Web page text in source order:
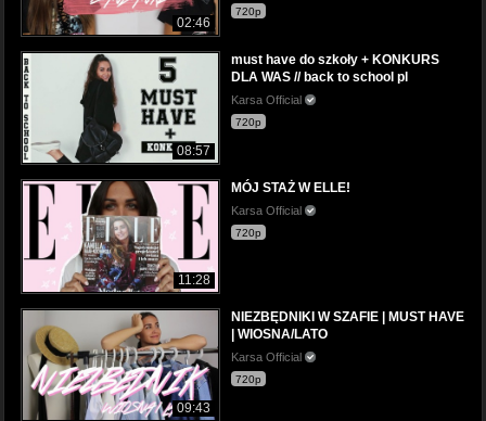
02:46
720p
08:57
must have do szkoły + KONKURS
DLA WAS // back to school pl
Karsa Official
720p
11:28
MÓJ STAŻ W ELLE!
Karsa Official
720p
09:43
NIEZBĘDNIKI W SZAFIE | MUST HAVE
| WIOSNA/LATO
Karsa Official
720p